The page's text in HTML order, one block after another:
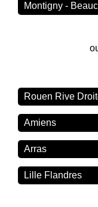
Montigny -
Rouen Rive
Amiens
Arras
Lille Flandres